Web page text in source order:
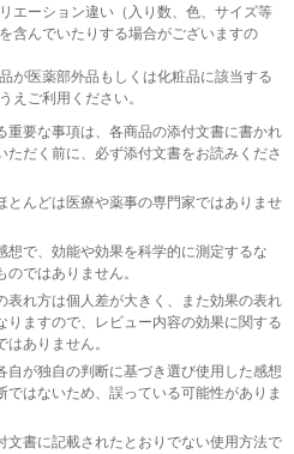
エーション違い（入り数、色、サイズ等
含んでいたりする場合がございますの
が医薬部外品もしくは化粧品に該当する
えご利用ください。
重要な事項は、各商品の添付文書に書かれ
だく前に、必ず添付文書をお読みくださ
とんどは医療や薬事の専門家ではありませ
想で、効能や効果を科学的に測定するな
ではありません。
表れ方は個人差が大きく、また効果の表れ
りますので、レビュー内容の効果に関する
ありません。
自が独自の判断に基づき選び使用した感想
はないため、誤っている可能性がありま
文書に記載されたとおりでない使用方法で